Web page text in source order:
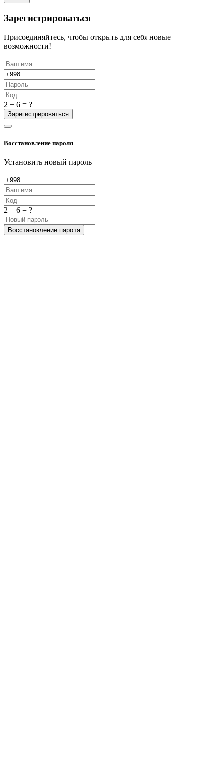
Зарегистрироваться
Присоединяйтесь, чтобы открыть для себя новые
возможности!
2 + 6 = ?
Зарегистрироваться
Восстановление пароля
Установить новый пароль
2 + 6 = ?
Восстановление пароля